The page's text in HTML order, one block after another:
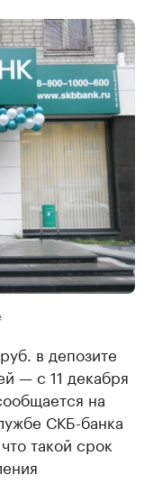
в депозите
— с 11 декабря
на
СКБ-банка
такой срок